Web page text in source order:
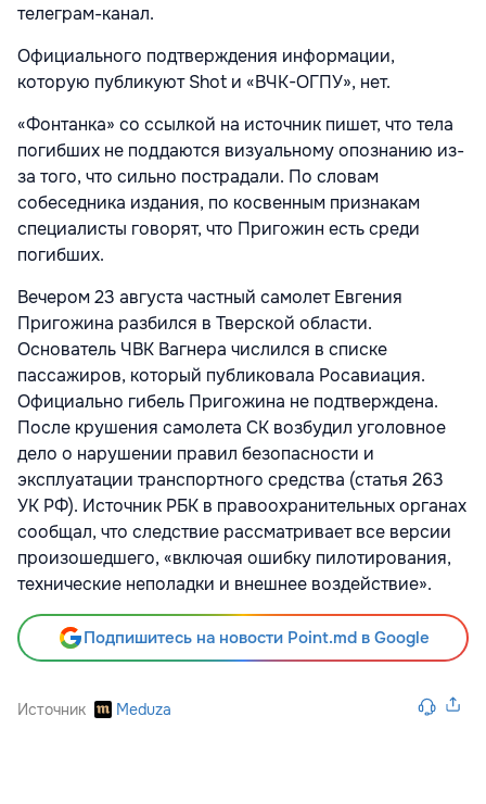
телеграм-канал.
Официального подтверждения информации,
которую публикуют Shot и «ВЧК-ОГПУ», нет.
«Фонтанка» со ссылкой на источник пишет, что тела
погибших не поддаются визуальному опознанию из-
за того, что сильно пострадали. По словам
собеседника издания, по косвенным признакам
специалисты говорят, что Пригожин есть среди
погибших.
Вечером 23 августа частный самолет Евгения
Пригожина разбился в Тверской области.
Основатель ЧВК Вагнера числился в списке
пассажиров, который публиковала Росавиация.
Официально гибель Пригожина не подтверждена.
После крушения самолета СК возбудил уголовное
дело о нарушении правил безопасности и
эксплуатации транспортного средства (статья 263
УК РФ). Источник РБК в правоохранительных органах
сообщал, что следствие рассматривает все версии
произошедшего, «включая ошибку пилотирования,
технические неполадки и внешнее воздействие».
Подпишитесь на новости Point.md в Google
Источник Meduza